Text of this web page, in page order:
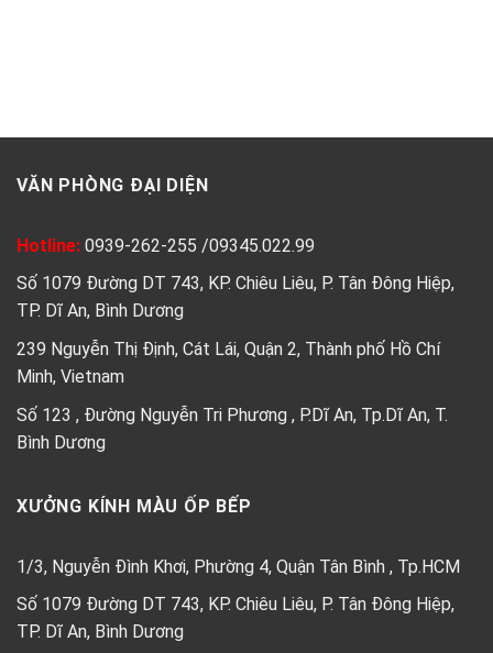
VĂN PHÒNG ĐẠI DIỆN
Hotline: 0939-262-255 /09345.022.99
Số 1079 Đường DT 743, KP. Chiêu Liêu, P. Tân Đông Hiệp,
TP. Dĩ An, Bình Dương
239 Nguyễn Thị Định, Cát Lái, Quận 2, Thành phố Hồ Chí
Minh, Vietnam
Số 123 , Đường Nguyễn Tri Phương , P.Dĩ An, Tp.Dĩ An, T.
Bình Dương
XƯỞNG KÍNH MÀU ỐP BẾP
1/3, Nguyễn Đình Khơi, Phường 4, Quận Tân Bình , Tp.HCM
Số 1079 Đường DT 743, KP. Chiêu Liêu, P. Tân Đông Hiệp,
TP. Dĩ An, Bình Dương